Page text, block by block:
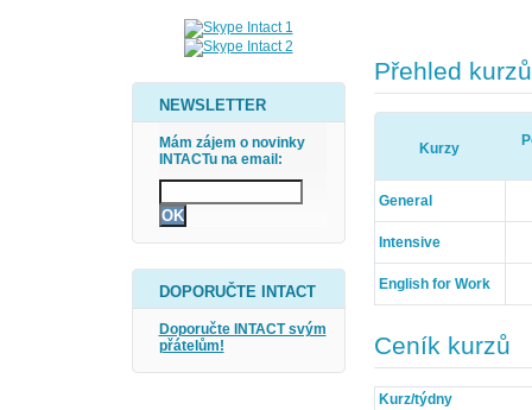
NEWSLETTER
Mám zájem o novinky
INTACTu na email:
DOPORUČTE INTACT
Doporučte INTACT svým
přátelům!
Přehled kurzů
Kurzy
General
Intensive
English for Work
Ceník kurzů
Kurz/týdny